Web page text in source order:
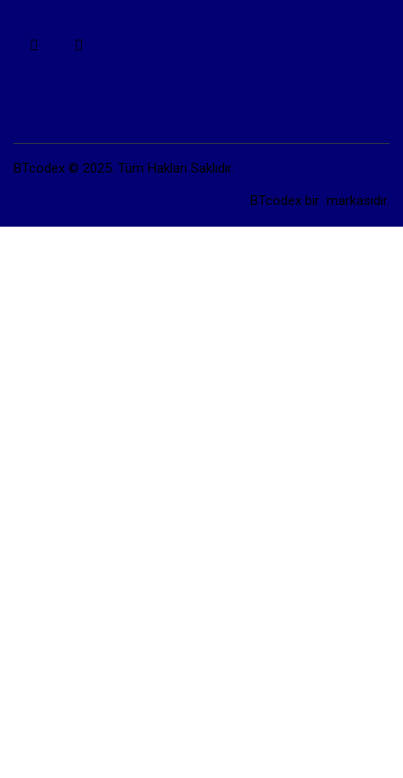
BTcodex © 2025. Tüm Hakları Saklıdır.
BTcodex bir markasıdır.